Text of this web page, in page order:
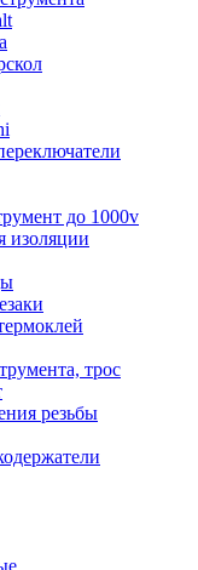
до 1000v
изоляции
трос
резьбы